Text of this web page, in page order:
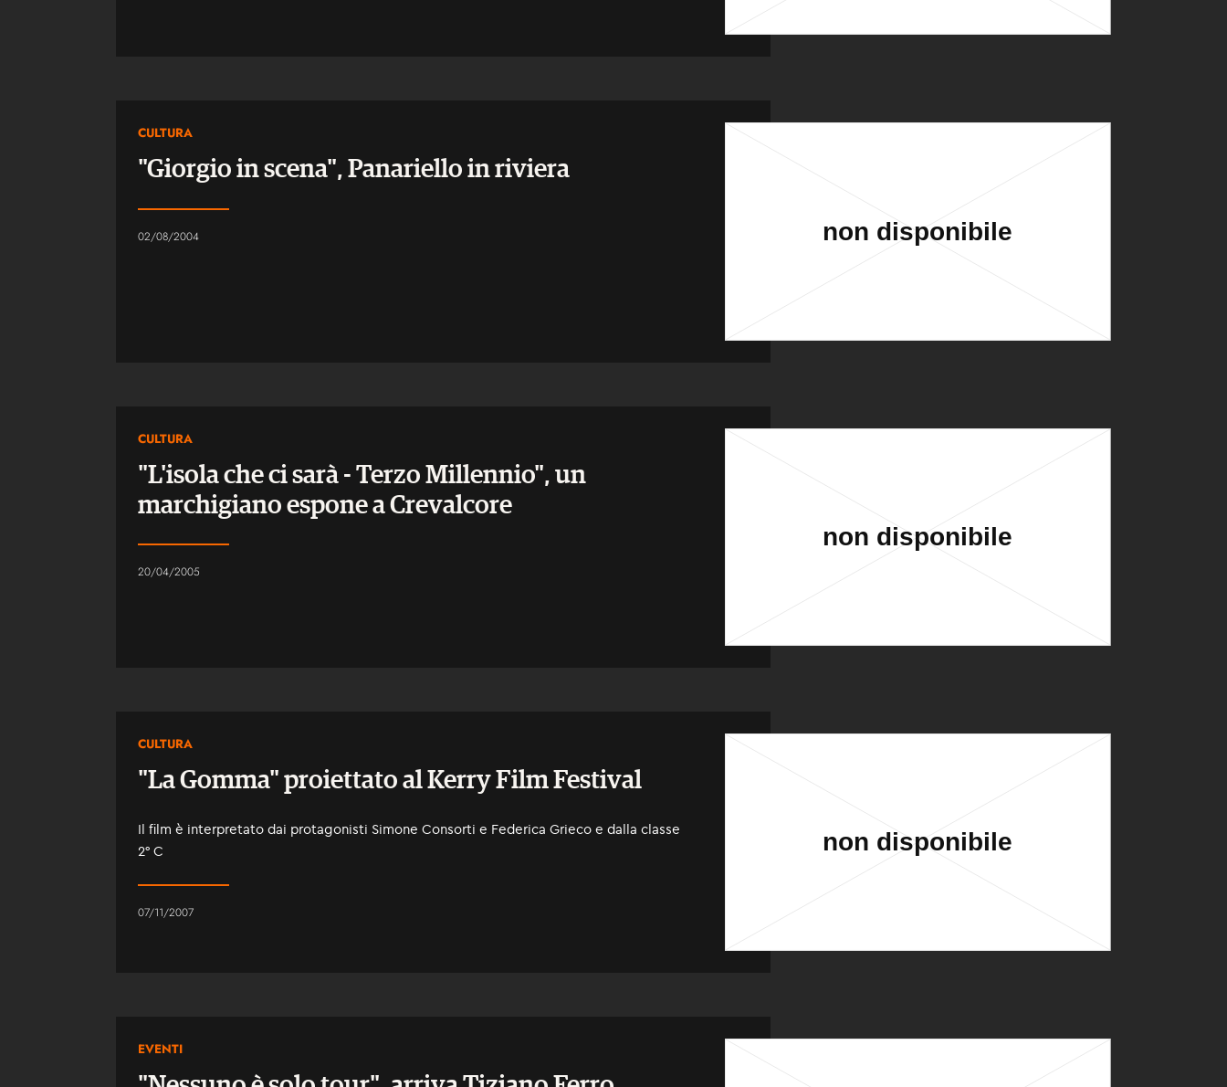
CULTURA
"Giorgio in scena", Panariello in riviera
02/08/2004
CULTURA
"L'isola che ci sarà - Terzo Millennio", un
marchigiano espone a Crevalcore
20/04/2005
CULTURA
"La Gomma" proiettato al Kerry Film Festival
Il film è interpretato dai protagonisti Simone Consorti e Federica Grieco e dalla classe
2° C
07/11/2007
EVENTI